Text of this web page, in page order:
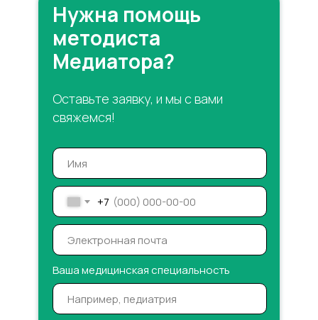
Нужна помощь
методиста
Медиатора?
+7
Ваша медицинская специальность
Оставьте заявку, и мы с вами
свяжемся!